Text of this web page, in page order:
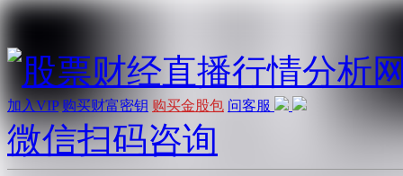
加入VIP 购买财富密钥 购买金股包 问客服
微信扫码咨询